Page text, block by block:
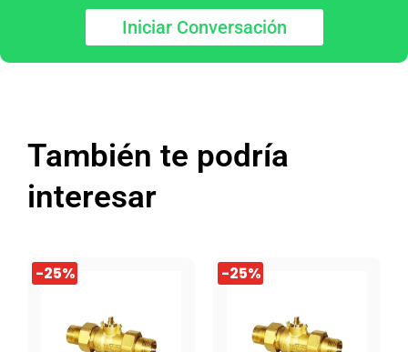
Iniciar Conversación
También te podría
interesar
-25%
El
precio
era:
El
precio
-25%
El
precio
era:
El
precio